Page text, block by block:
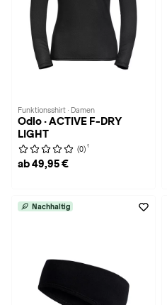
Funktionsshirt · Damen
Odlo · ACTIVE F-DRY
LIGHT
(0) 1
ab 49,95 €
Nachhaltig